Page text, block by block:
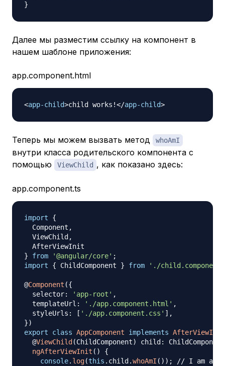
}
Далее мы разместим ссылку на компонент в
нашем шаблоне приложения:
app.component.html
<app-child>child works!</app-child>
Теперь мы можем вызвать метод whoAmI
внутри класса родительского компонента с
помощью
ViewChild , как показано здесь:
app.component.ts
import
{
  Component
,
  ViewChild
,
}
from '@angular/core' ;
import
{ ChildComponent } from './child.component'
@Component ({
  selector
: 'app-root' ,
  templateUrl
: './app.component.html' ,
  styleUrls
: [ './app.component.css' ] ,
})
export
class AppComponent implements AfterViewInit
@ViewChild (ChildComponent) child :
ChildComponent
ngAfterViewInit ( )
{
console. log(this . child .whoAmI ( ) ) ; // I am a